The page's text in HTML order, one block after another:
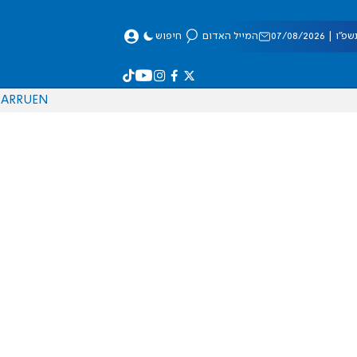
08/2026 המייל האדום חיפוש
EN
RU
AR